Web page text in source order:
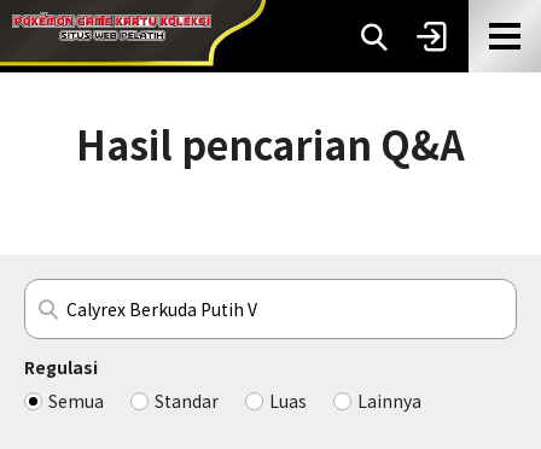
Hasil pencarian Q&A
Regulasi
Semua
Standar Luas Lainnya